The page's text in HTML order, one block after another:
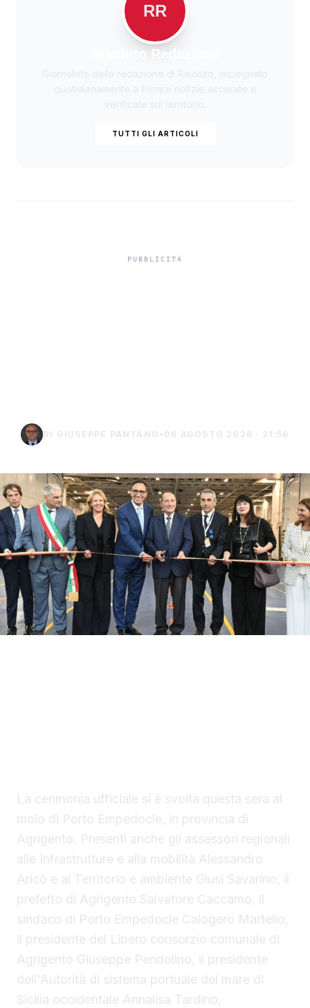
RR
Risoluto Redazione
TUTTI GLI ARTICOLI
DI GIUSEPPE PANTANO • 06 AGOSTO 2026 · 21:56
La cerimonia ufficiale si è svolta questa sera al
molo di Porto Empedocle, in provincia di
Agrigento. Presenti anche gli assessori regionali
alle Infrastrutture e alla mobilità Alessandro
Aricò e al Territorio e ambiente Giusi Savarino, il
prefetto di Agrigento Salvatore Caccamo, il
sindaco di Porto Empedocle Calogero Martello,
il presidente del Libero consorzio comunale di
Agrigento Giuseppe Pendolino, il presidente
dell'Autorità di sistema portuale del mare di
Sicilia occidentale Annalisa Tardino,